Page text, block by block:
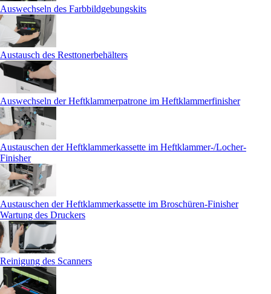
Auswechseln des Farbbildgebungskits
Austausch des Resttonerbehälters
Auswechseln der Heftklammerpatrone im Heftklammerfinisher
Austauschen der Heftklammerkassette im Heftklammer-/Locher-
Finisher
Austauschen der Heftklammerkassette im Broschüren-Finisher
Wartung des Druckers
Reinigung des Scanners